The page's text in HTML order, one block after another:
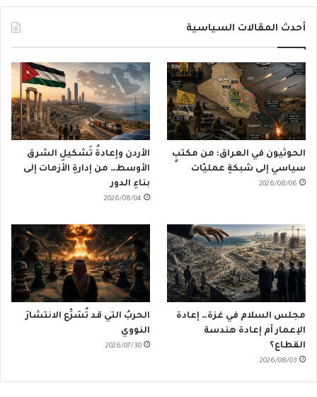
أحدث المقالات السياسية
الحوثيون في العراق: من مكتبٍ
سياسي إلى شبكةِ عمليّات
2026/08/06
الأردن وإعادةُ تَشكيلِ الشرق
الأوسط… من إدارةِ الأزمات إلى
بناءِ الدور
2026/08/04
مجلس السلام في غزة… إعادة
الإعمار أم إعادة هندسة
القطاع؟
2026/08/03
الحربُ التي قد تُسَرِّع الانتشارَ
النووي
2026/07/30